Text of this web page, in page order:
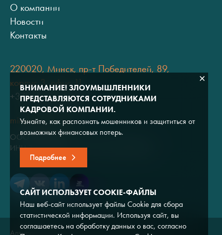
О компании
Новости
Контакты
220020, Минск, пр-т Победителей, 89,
корпус 3, офис 11
+375 (17) 334 80 07
minsk@adviros.by
ООО "Адвирос"
ИНН 7714572528 / ОГРН 1047796766380
Адвирос © 2026
ВНИМАНИЕ! ЗЛОУМЫШЛЕННИКИ
ПРЕДСТАВЛЯЮТСЯ СОТРУДНИКАМИ
КАДРОВОЙ КОМПАНИИ.
Узнайте, как распознать мошенников и защититься от
возможных финансовых потерь.
Подробнее
САЙТ ИСПОЛЬЗУЕТ COOKIE-ФАЙЛЫ
Наш веб-сайт использует файлы Cookie для сбора
статистической информации. Используя сайт, вы
соглашаетесь на обработку данных о вас, согласно